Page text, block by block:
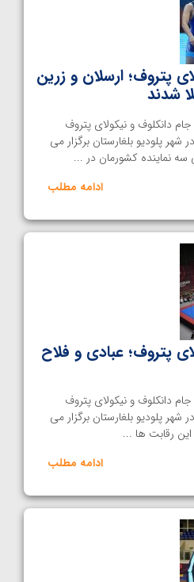
پتروف؛ ارسلان و زرین
شدند
دانکلوف و نیکولای پتروف
ماه در شهر پلودیو بلغارستان برگزار می
نماینده کشورمان در ...
ادامه مطلب
پتروف؛ عبادی و فلاح
دانکلوف و نیکولای پتروف
ماه در شهر پلودیو بلغارستان برگزار می
رقابت ها ...
ادامه مطلب